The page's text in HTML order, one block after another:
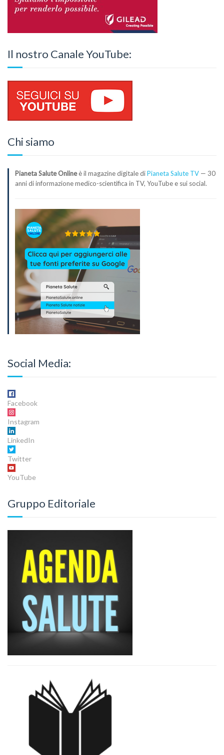
Il nostro Canale YouTube:
Chi siamo
Pianeta Salute Onlineè il magazine digitale diPianeta Salute TV — 30
anni di informazione medico-scientifica in TV, YouTube e sui social.
Social Media:
Facebook
Instagram
LinkedIn
Twitter
YouTube
Gruppo Editoriale